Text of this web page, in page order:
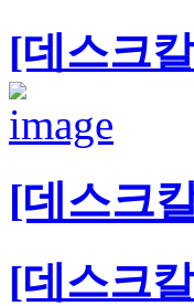
[데스크
[데스크
[데스크